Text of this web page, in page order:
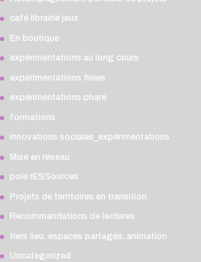
café librairie jeux
En boutique
expérimentations au long cours
expérimentations finies
expérimentations phare
formations
innovations sociales_expérimentations
Mise en réseau
pole rESSources
Projets de territoires en transition
Recommandations de lectures
tiers lieu, espaces partagés, animation
Uncategorized